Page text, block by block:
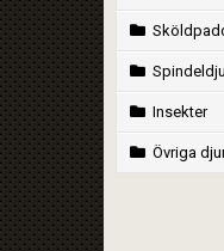
Insekter
Övriga